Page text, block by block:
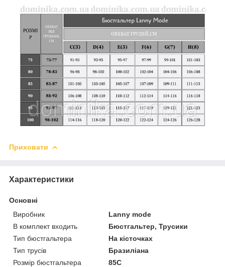
Приховати
Характеристики
Основні
Виробник
Lanny mode
В комплект входить
Бюстгальтер, Трусики
Тип бюстгальтера
На кісточках
Тип трусів
Бразиліана
Розмір бюстгальтера
85C